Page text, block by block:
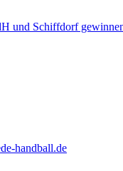
und Schiffdorf
handball.de